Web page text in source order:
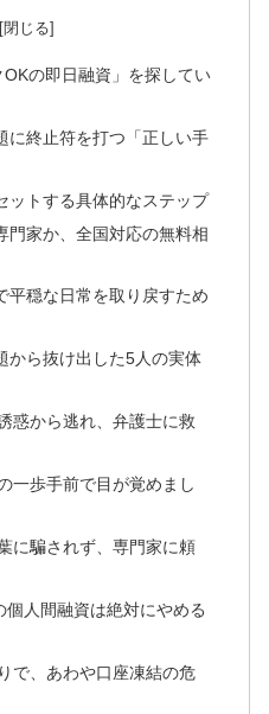
の即日融資」を探してい
に終止符を打つ「正しい手
ットする具体的なステップ
門家か、全国対応の無料相
平穏な日常を取り戻すため
から抜け出した5人の実体
惑から逃れ、弁護士に救
一歩手前で目が覚めまし
に騙されず、専門家に頼
人間融資は絶対にやめる
で、あわや口座凍結の危